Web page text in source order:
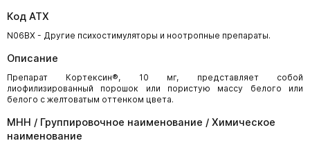
Код АТХ
N06BX - Другие психостимуляторы и ноотропные препараты.
Описание
Препарат Кортексин®, 10 мг, представляет собой
лиофилизированный порошок или пористую массу белого или
белого с желтоватым оттенком цвета.
МНН / Группировочное наименование / Химическое
наименование